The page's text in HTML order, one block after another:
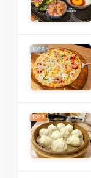
記 文德店
則評論